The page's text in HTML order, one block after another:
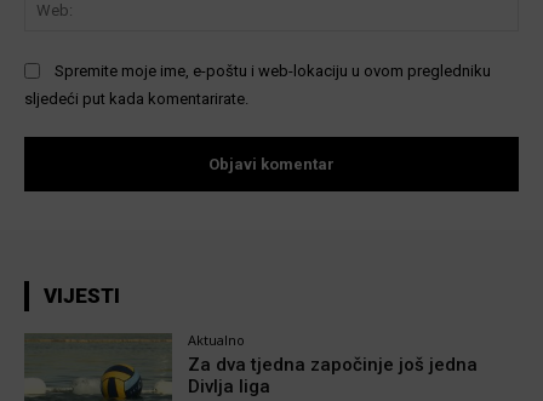
Spremite moje ime, e-poštu i web-lokaciju u ovom pregledniku
sljedeći put kada komentarirate.
VIJESTI
Aktualno
Za dva tjedna započinje još jedna
Divlja liga